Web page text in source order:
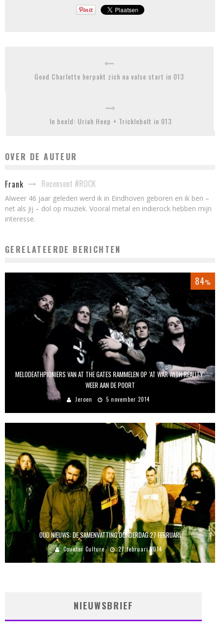
Good Charlotte herpakt zich na valse start in 013
In beeld: Uriah Heep + Tricklebolt in 013
OVER DE AUTEUR
Frank Recensent #ROCK
Alweer 46 jaar geleden werd ik in Eindhoven geboren en ik ben –
net als jij – dol op muziek. Vooral metal en indierock hebben mijn
interesse.
GERELATEERDE BERICHTEN
84%
MELODEATHPIONIERS VAN AT THE GATES RAMMELEN OP ‘AT WAR WITH REALITY’
WEER AAN DE POORT
Jeroen 5 november 2014
OUD NIEUWS: DE SAMENVATTING DONDERDAG 27 FEBRUARI
Counter Culture 27 februari 2014
NIEUWSBRIEF